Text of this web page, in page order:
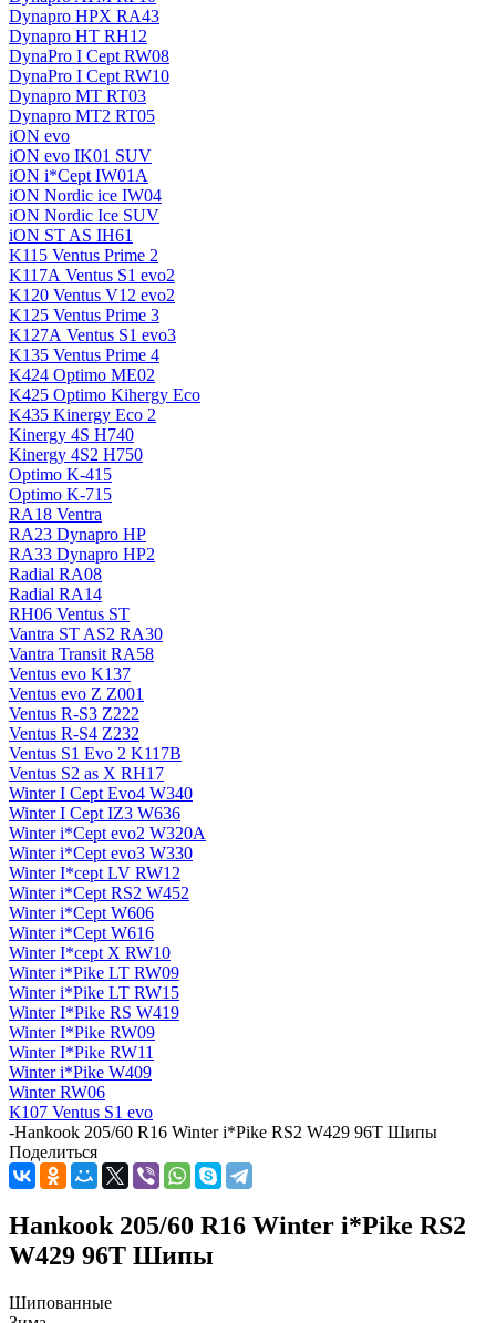
Dynapro HPX RA43
Dynapro HT RH12
DynaPro I Cept RW08
DynaPro I Cept RW10
Dynapro MT RT03
Dynapro MT2 RT05
iON evo
iON evo IK01 SUV
iON i*Cept IW01A
iON Nordic ice IW04
iON Nordic Ice SUV
iON ST AS IH61
K115 Ventus Prime 2
K117А Ventus S1 evo2
K120 Ventus V12 evo2
K125 Ventus Prime 3
K127А Ventus S1 evo3
K135 Ventus Prime 4
K424 Optimo ME02
K425 Optimo Kihergy Eco
K435 Kinergy Eco 2
Kinergy 4S H740
Kinergy 4S2 H750
Optimo K-415
Optimo K-715
RA18 Ventra
RA23 Dynapro HP
RA33 Dynapro HP2
Radial RA08
Radial RA14
RH06 Ventus ST
Vantra ST AS2 RA30
Vantra Transit RA58
Ventus evo K137
Ventus evo Z Z001
Ventus R-S3 Z222
Ventus R-S4 Z232
Ventus S1 Evo 2 K117B
Ventus S2 as X RH17
Winter I Cept Evo4 W340
Winter I Cept IZ3 W636
Winter i*Cept evo2 W320A
Winter i*Cept evo3 W330
Winter I*cept LV RW12
Winter i*Cept RS2 W452
Winter i*Cept W606
Winter i*Cept W616
Winter I*cept X RW10
Winter i*Pike LT RW09
Winter i*Pike LT RW15
Winter I*Pike RS W419
Winter I*Pike RW09
Winter I*Pike RW11
Winter i*Pike W409
Winter RW06
К107 Ventus S1 evo
-Hankook 205/60 R16 Winter i*Pike RS2 W429 96T Шипы
Поделиться
Hankook 205/60 R16 Winter i*Pike RS2
W429 96T Шипы
Шипованные